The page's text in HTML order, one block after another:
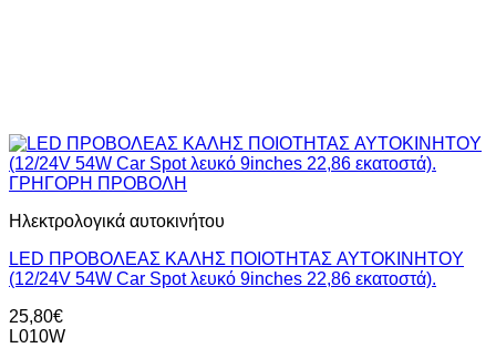
ΓΡΗΓΟΡΗ ΠΡΟΒΟΛΗ
Ηλεκτρολογικά αυτοκινήτου
LED ΠΡΟΒΟΛΕAΣ KAΛΗΣ ΠΟΙΟΤΗΤΑΣ AYTOKINHTOY
(12/24V 54W Car Spot λευκό 9inches 22,86 εκατοστά).
25,80€
L010W